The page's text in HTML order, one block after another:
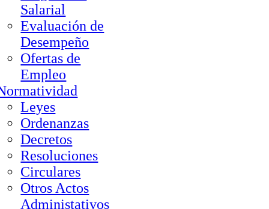
Salarial
Evaluación de
Desempeño
Ofertas de
Empleo
Leyes
Ordenanzas
Decretos
Resoluciones
Circulares
Otros Actos
Administativos